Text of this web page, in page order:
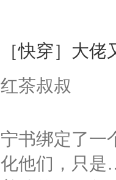
［快穿］大
红茶叔叔
宁书绑定了一
化他们，只是